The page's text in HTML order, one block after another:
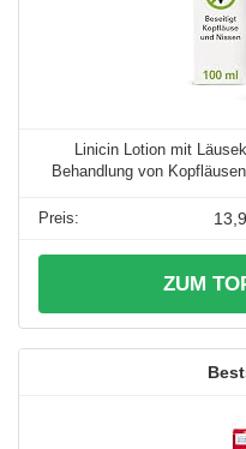
Linicin Lotion mit
Behandlung von
ZUM